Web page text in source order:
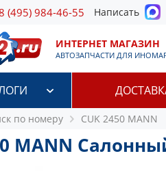
(495) 984-46-55 Написать
ИНТЕРНЕТ МАГАЗИН
АВТОЗАПЧАСТИ ДЛЯ
по номеру CUK 2450 MANN
MANN